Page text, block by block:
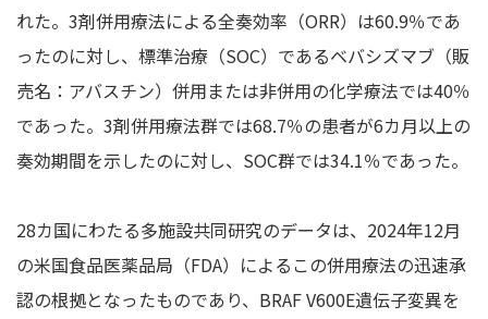
れた。3剤併用療法による全奏効率（ORR）は60.9％であ
ったのに対し、標準治療（SOC）であるベバシズマブ（販
売名：アバスチン）併用または非併用の化学療法では40％
であった。3剤併用療法群では68.7％の患者が6カ月以上の
奏効期間を示したのに対し、SOC群では34.1％であった。
28カ国にわたる多施設共同研究のデータは、2024年12月
の米国食品医薬品局（FDA）によるこの併用療法の迅速承
認の根拠となったものであり、BRAF V600E遺伝子変異を